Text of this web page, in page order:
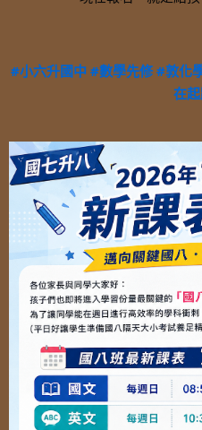
#小六升國中 #數學先修 #敦化
在